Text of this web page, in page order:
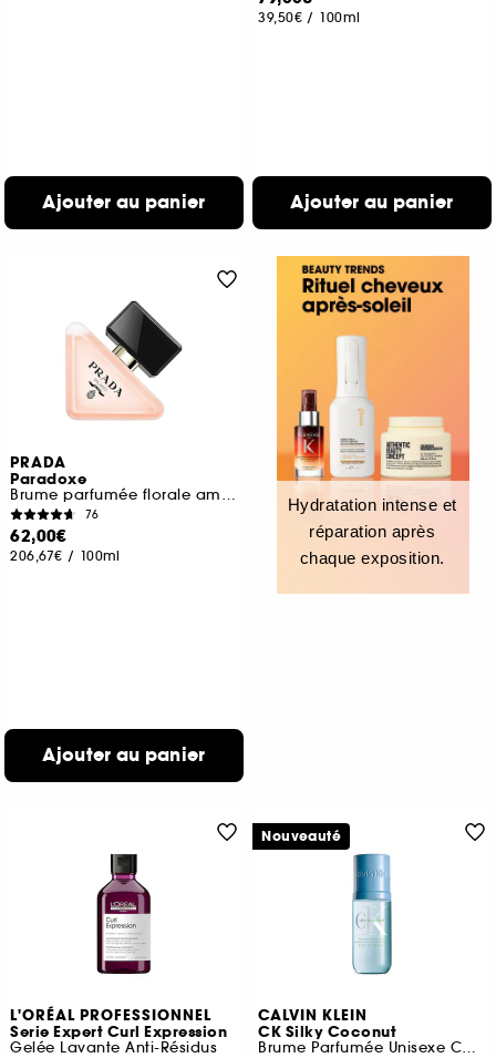
Ajouter au panier
39,50€ / 100ml
Ajouter au panier
PRADA
Paradoxe
Brume parfumée florale ambrée pour les cheveux
76
62,00€
206,67€ / 100ml
Ajouter au panier
Hydratation intense et
réparation après
chaque exposition.
L'ORÉAL PROFESSIONNEL
Serie Expert Curl Expression
Gelée Lavante Anti-Résidus
CALVIN KLEIN
CK Silky Coconut
Brume Parfumée Unisexe Corps & Cheveux
Nouveauté